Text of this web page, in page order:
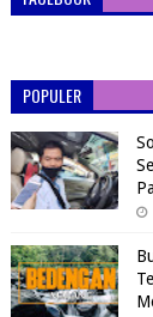
POPULER